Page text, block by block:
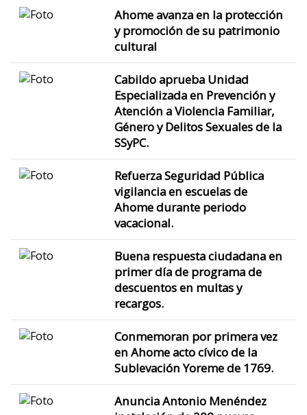
Ahome avanza en la protección
y promoción de su patrimonio
cultural
Cabildo aprueba Unidad
Especializada en Prevención y
Atención a Violencia Familiar,
Género y Delitos Sexuales de la
SSyPC.
Refuerza Seguridad Pública
vigilancia en escuelas de
Ahome durante periodo
vacacional.
Buena respuesta ciudadana en
primer día de programa de
descuentos en multas y
recargos.
Conmemoran por primera vez
en Ahome acto cívico de la
Sublevación Yoreme de 1769.
Anuncia Antonio Menéndez